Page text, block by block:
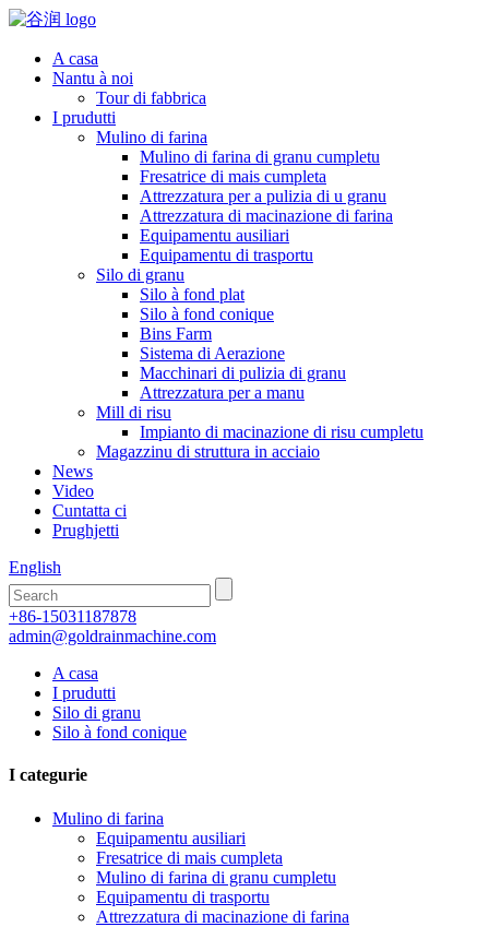
A casa
Nantu à noi
Tour di fabbrica
I prudutti
Mulino di farina
Mulino di farina di granu cumpletu
Fresatrice di mais cumpleta
Attrezzatura per a pulizia di u granu
Attrezzatura di macinazione di farina
Equipamentu ausiliari
Equipamentu di trasportu
Silo di granu
Silo à fond plat
Silo à fond conique
Bins Farm
Sistema di Aerazione
Macchinari di pulizia di granu
Attrezzatura per a manu
Mill di risu
Impianto di macinazione di risu cumpletu
Magazzinu di struttura in acciaio
News
Video
Cuntatta ci
Prughjetti
English
+86-15031187878
admin@goldrainmachine.com
A casa
I prudutti
Silo di granu
Silo à fond conique
I categurie
Mulino di farina
Equipamentu ausiliari
Fresatrice di mais cumpleta
Mulino di farina di granu cumpletu
Equipamentu di trasportu
Attrezzatura di macinazione di farina